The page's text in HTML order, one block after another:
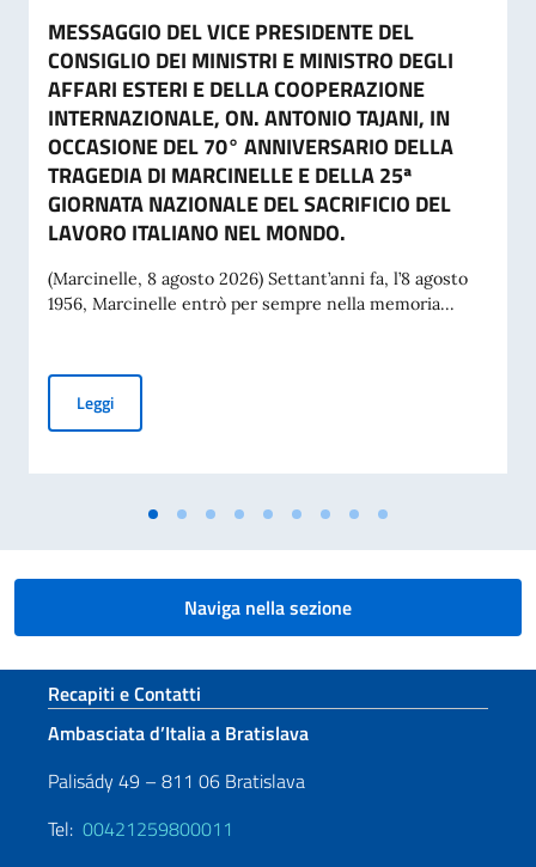
MESSAGGIO DEL VICE PRESIDENTE DEL
CONSIGLIO DEI MINISTRI E MINISTRO DEGLI
AFFARI ESTERI E DELLA COOPERAZIONE
INTERNAZIONALE, ON. ANTONIO TAJANI, IN
OCCASIONE DEL 70° ANNIVERSARIO DELLA
TRAGEDIA DI MARCINELLE E DELLA 25ª
GIORNATA NAZIONALE DEL SACRIFICIO DEL
LAVORO ITALIANO NEL MONDO.
(Marcinelle, 8 agosto 2026) Settant’anni fa, l’8 agosto
1956, Marcinelle entrò per sempre nella memoria...
LeggiMESSAGGIO DEL VICE PRESIDENTE DEL CONSIGLIO DEI
Naviga nella sezione
Sezione footer
Recapiti e Contatti
Ambasciata d’Italia a Bratislava
Palisády 49 – 811 06 Bratislava
Tel: 00421259800011